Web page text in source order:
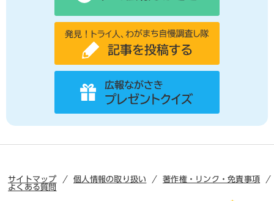
サイトマップ 個人情報の取り扱い
著作権・リンク・免責事項
よくある質問